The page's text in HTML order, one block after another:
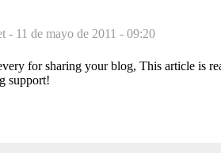
- 11 de mayo de 2011 - 09:20
for sharing your blog, This article is
support!